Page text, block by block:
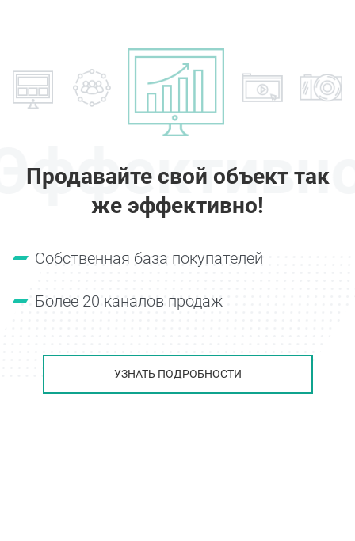
Продавайте свой объект так
же эффективно!
Собственная база покупателей
Более 20 каналов продаж
УЗНАТЬ ПОДРОБНОСТИ